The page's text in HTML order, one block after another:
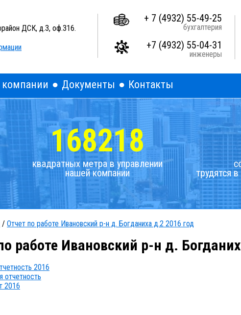
ДСК, д.3, оф.316.
+ 7 (4932) 55-49-25
бухгалтерия
+7 (4932) 55-04-31
инженеры
Документы Контакты
168218
квадратных метра в управлении
нашей компании трудятся
/ Отчет по работе Ивановский р-н д. Богданиха д.2 2016 год
работе Ивановский р-н д.
2016
отчетность
2016